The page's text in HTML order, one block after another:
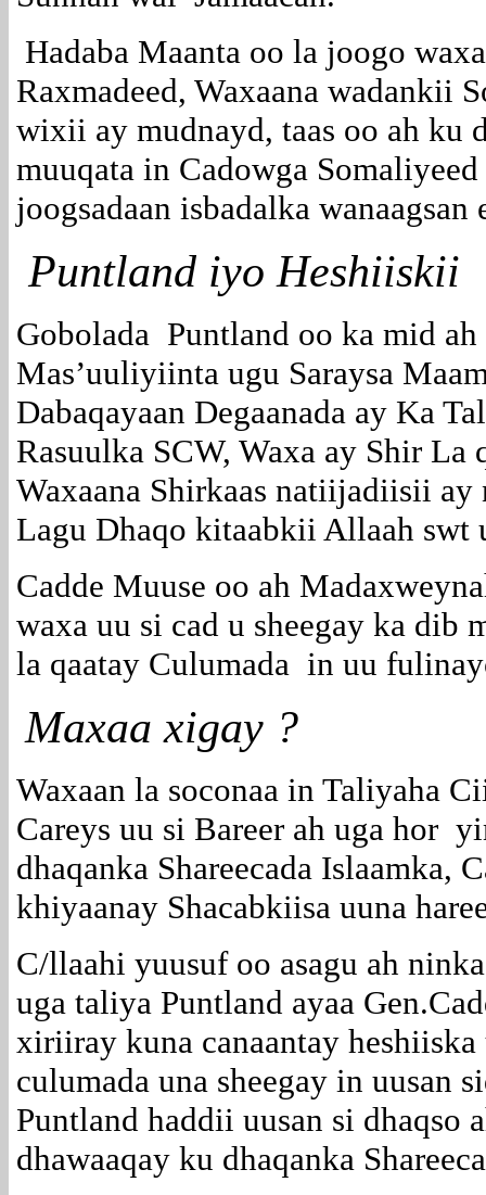
Hadaba Maanta oo la joogo
Raxmadeed, Waxaana wadankii
wixii ay mudnayd, taas oo ah ku
muuqata in Cadowga
joogsadaan isbadalka
Puntland iyo Heshiiskii
Gobolada Puntland oo ka mid
Mas’uuliyiinta ugu Saraysa
Dabaqayaan Degaanada ay Ka
Rasuulka SCW, Waxa ay Shir La
Waxaana Shirkaas natiijadiisii
Lagu Dhaqo kitaabkii Allaah swt
Cadde Muuse oo ah
waxa uu si cad u sheegay ka dib
la qaatay Culumada in uu
Maxaa xigay ?
Waxaan la soconaa in Taliyaha
Careys uu si Bareer ah uga hor
dhaqanka Shareecada Islaamka,
khiyaanay Shacabkiisa uuna
C/llaahi yuusuf oo asagu ah
uga taliya Puntland ayaa
xiriiray kuna canaantay
culumada una sheegay in uusan
Puntland haddii uusan si dhaqso
dhawaaqay ku dhaqanka